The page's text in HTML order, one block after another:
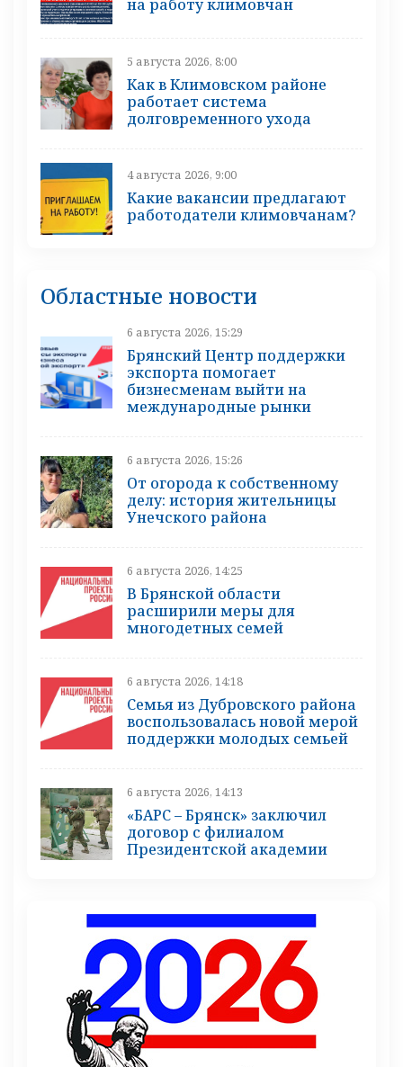
на работу климовчан
5 августа 2026, 8:00
Как в Климовском районе
работает система
долговременного ухода
4 августа 2026, 9:00
Какие вакансии предлагают
работодатели климовчанам?
Областные новости
6 августа 2026, 15:29
Брянский Центр поддержки
экспорта помогает
бизнесменам выйти на
международные рынки
6 августа 2026, 15:26
От огорода к собственному
делу: история жительницы
Унечского района
6 августа 2026, 14:25
В Брянской области
расширили меры для
многодетных семей
6 августа 2026, 14:18
Семья из Дубровского района
воспользовалась новой мерой
поддержки молодых семьей
6 августа 2026, 14:13
«БАРС – Брянск» заключил
договор с филиалом
Президентской академии